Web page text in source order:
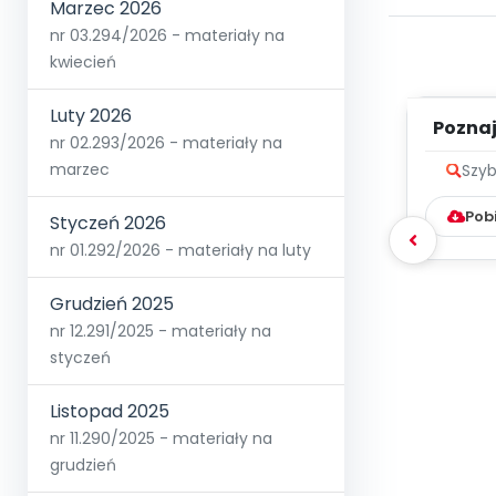
Marzec 2026
nr 03.294/2026 - materiały na
kwiecień
Luty 2026
nr 02.293/2026 - materiały na
marzec
Styczeń 2026
nr 01.292/2026 - materiały na luty
Grudzień 2025
nr 12.291/2025 - materiały na
styczeń
Listopad 2025
nr 11.290/2025 - materiały na
grudzień